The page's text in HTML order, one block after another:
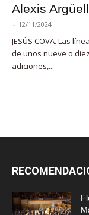
Alexis
- 12/11/2024
JESÚS COVA. Las
de unos nueve o
adiciones,...